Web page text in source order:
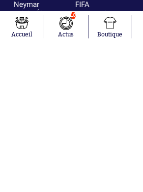
Neymar
Julián Álvarez
Ferrán Torres
Kilian Corredor
FIFA
FC Barcelone
Argentine
Olympique
lyonnais
Accueil
10
Actus Boutique